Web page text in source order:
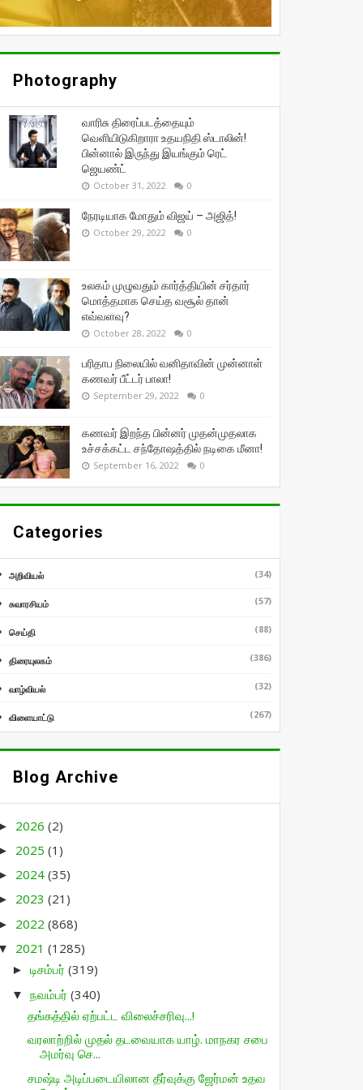
Photography
வாரிசு திரைப்படத்தையும்
வெளியிடுகிறாரா உதயநிதி ஸ்டாலின்!
பின்னால் இருந்து இயங்கும் ரெட்
ஜெயண்ட்
October 31, 2022 0
நேரடியாக மோதும் விஜய் – அஜித்!
October 29, 2022 0
உலகம் முழுவதும் கார்த்தியின் சர்தார்
மொத்தமாக செய்த வசூல் தான்
எவ்வளவு?
October 28, 2022 0
பரிதாப நிலையில் வனிதாவின் முன்னாள்
கணவர் பீட்டர் பாலா!
September 29, 2022 0
கணவர் இறந்த பின்னர் முதன்முதலாக
உச்சக்கட்ட சந்தோஷத்தில் நடிகை மீனா!
September 16, 2022 0
Categories
அறிவியல் (34)
சுவாரசியம் (57)
செய்தி (88)
திரையுலகம் (386)
வாழ்வியல் (32)
விளையாட்டு (267)
Blog Archive
► 2026(2)
► 2025(1)
► 2024(35)
► 2023(21)
► 2022(868)
▼ 2021(1285)
►டிசம்பர்(319)
▼நவம்பர்(340)
தங்கத்தில் ஏற்பட்ட விலைச்சரிவு...!
வரலாற்றில் முதல் தடவையாக யாழ். மாநகர சபை
அமர்வு செ...
சமஷ்டி அடிப்படையிலான தீர்வுக்கு ஜேர்மன் உதவ